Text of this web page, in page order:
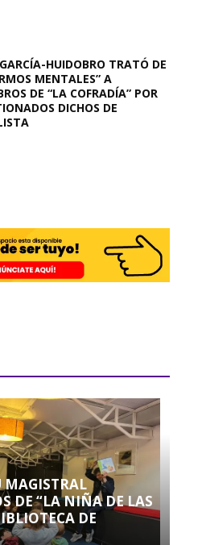
HUIDOBRO TRATÓ DE
MENTALES” A
DE “LA COFRADÍA” POR
DICHOS DE
MAGISTRAL
DE “LA NIÑA DE LAS
DE